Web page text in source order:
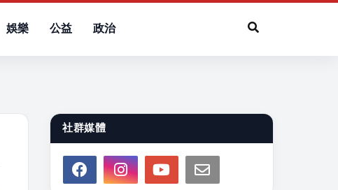
娛樂 公益 政治
社群媒體